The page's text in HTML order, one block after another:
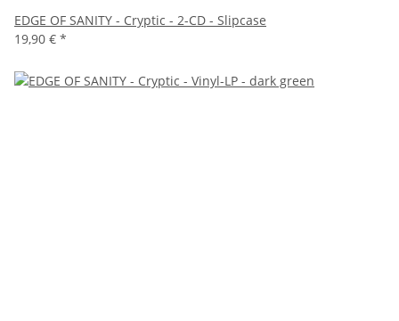
EDGE OF SANITY - Cryptic - 2-CD - Slipcase
19,90 € *